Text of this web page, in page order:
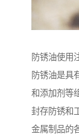
防锈油使用
防锈油是具
和添加剂等
封存防锈和
金属制品的